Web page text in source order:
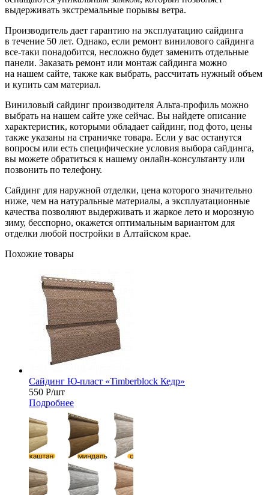
выдерживать экстремальные порывы ветра.
Производитель дает гарантию на эксплуатацию сайдинга
в течение 50 лет. Однако, если ремонт винилового сайдинга
все-таки понадобится, несложно будет заменить отдельные
панели. Заказать ремонт или монтаж сайдинга можно
на нашем сайте, также как выбрать, рассчитать нужный объем
и купить сам материал.
Виниловый сайдинг производителя Альта-профиль можно
выбрать на нашем сайте уже сейчас. Вы найдете описание
характеристик, которыми обладает сайдинг, под фото, цены
также указаны на страничке товара. Если у вас останутся
вопросы или есть специфические условия выбора сайдинга,
вы можете обратиться к нашему онлайн-консультанту или
позвонить по телефону.
Сайдинг для наружной отделки, цена которого значительно
ниже, чем на натуральные материалы, а эксплуатационные
качества позволяют выдерживать и жаркое лето и морозную
зиму, бесспорно, окажется оптимальным вариантом для
отделки любой постройки в Алтайском крае.
Похожие товары
Сайдинг Ю-пласт «Timberblock Кедр»
550 Р/шт
Подробнее